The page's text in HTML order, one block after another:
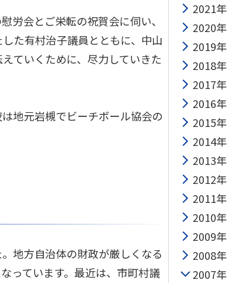
労会とご栄転の祝賀会に伺い、
た有村治子議員とともに、中山
ていくために、尽力していきた
地元岩槻でビーチボール協会の
地方自治体の財政が厳しくなる
っています。最近は、市町村議
2021年
2020年
2019年
2018年
2017年
2016年
2015年
2014年
2013年
2012年
2011年
2010年
2009年
2008年
2007年